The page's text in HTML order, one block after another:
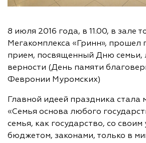
8 июля 2016 года, в 11.00, в зале
Мегакомплекса «Гринн», прошел
прием, посвященный Дню семьи,
верности (День памяти
Февронии Муромских)
Главной идеей праздника стала
«Семья основа любого
семья, как государство, со своим
бюджетом, законами, только в